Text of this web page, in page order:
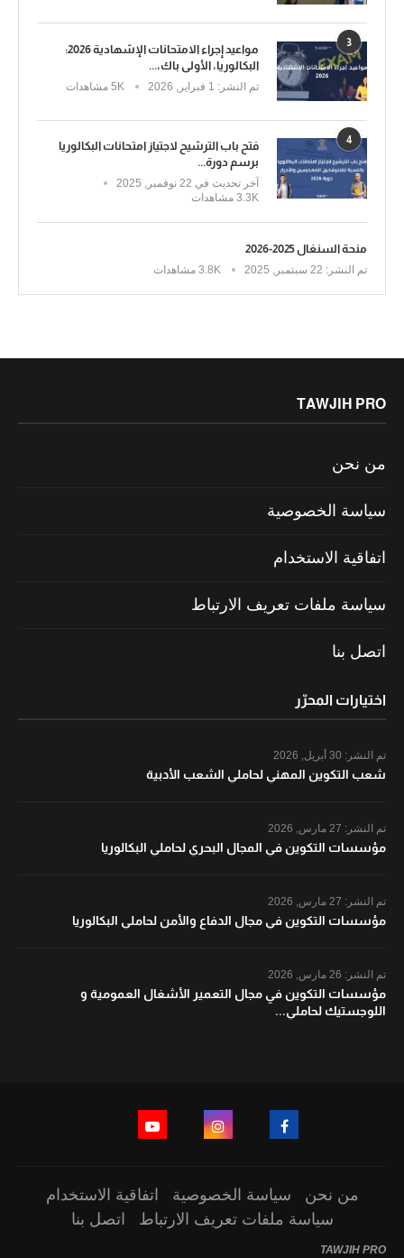
3
مواعيد إجراء الامتحانات الإشهادية 2026:
البكالوريا، الأولى باك،...
تم النشر: 5K مشاهدات
4
فتح باب الترشيح لاجتياز امتحانات البكالوريا
برسم دورة...
آخر تحديث في
3.3K مشاهدات
منحة السنغال 2025-2026
تم النشر: 3.8K مشاهدات
TAWJIH PRO
من نحن
سياسة الخصوصية
اتفاقية الاستخدام
سياسة ملفات تعريف الارتباط
اتصل بنا
اختيارات المحرّر
تم النشر:
شعب التكوين المهني لحاملي الشعب الأدبية
تم النشر:
مؤسسات التكوين في المجال البحري لحاملي البكالوريا
تم النشر:
مؤسسات التكوين في مجال الدفاع والأمن لحاملي البكالوريا
تم النشر:
مؤسسات التكوين في مجال التعمير الأشغال العمومية و
اللوجستيك لحاملي...
من نحن سياسة الخصوصية
اتفاقية الاستخدام
سياسة ملفات تعريف الارتباط
اتصل بنا
TAWJIH PRO